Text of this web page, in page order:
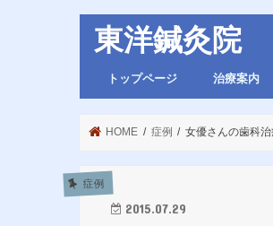
東洋鍼灸院
トップページ 治療案内
HOME 症例 女優さんの歯科治
症例
2015.07.29